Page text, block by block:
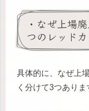
・なぜ上場
つのレッドカ
具体的に、なぜ上
く分けて3つありま